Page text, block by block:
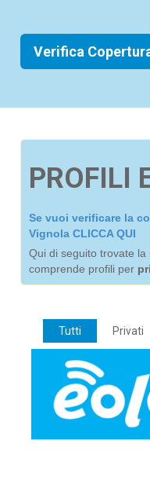
Verifica
PROFILI
Se vuoi verificare la
Vignola CLICCA QUI
Qui di seguito trovate la
comprende profili per
Tutti Privati